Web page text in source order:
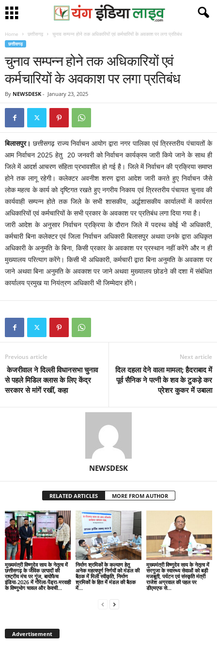
Home छत्तीसगढ़ चुनाव सम्पन्न होने तक अधिकारियों एवं कर्मचारियों के अवकाश पर लगा प्रतिबंध
छत्तीसगढ़
चुनाव सम्पन्न होने तक अधिकारियों एवं
कर्मचारियों के अवकाश पर लगा प्रतिबंध
By NEWSDESK - January 23, 2025
बिलासपुर। छत्तीसगढ़ राज्य निर्वाचन आयोग द्वारा नगर पालिका एवं त्रिस्तरीय पंचायतों के
आम निर्वाचन 2025 हेतु 20 जनवरी को निर्वाचन कार्यक्रम जारी किये जाने के साथ ही
जिले में आदर्श आचरण संहिता प्रभावशील हो गई है। जिले में निर्वाचन की प्रक्रिया समाप्त
होने तक लागू रहेगी। कलेक्टर अवनीश शरण द्वारा आदेश जारी करते हुए निर्वाचन जैसे
लोक महत्व के कार्य को दृष्टिगत रखते हुए नगरीय निकाय एवं त्रिस्तरीय पंचायत चुनाव की
कार्यवाही सम्पन्न होते तक जिले के सभी शासकीय, अर्द्धशासकीय कार्यालयों में कार्यरत
अधिकारियों एवं कर्मचारियों के सभी प्रकार के अवकाश पर प्रतिबंध लगा दिया गया है।
जारी आदेश के अनुसार निर्वाचन प्रक्रिया के दौरान जिले में पदस्थ कोई भी अधिकारी,
कर्मचारी बिना कलेक्टर एवं जिला निर्वाचन अधिकारी बिलासपुर अथवा उनके द्वारा अधिकृत
अधिकारी के अनुमति के बिना, किसी प्रकार के अवकाश पर प्रस्थान नहीं करेंगे और न ही
मुख्यालय परित्याग करेंगे। किसी भी अधिकारी, कर्मचारी द्वारा बिना अनुमति के अवकाश पर
जाने अथवा बिना अनुमति के अवकाश पर जाने अथवा मुख्यालय छोडऩे की दशा में संबंधित
कार्यालय प्रमुख या नियंत्रण अधिकारी भी जिम्मेदार होंगे।
Previous article
केजरीवाल ने दिल्ली विधानसभा चुनाव
से पहले मिडिल क्लास के लिए केंद्र
सरकार से मांगें रखीं, कहा
Next article
दिल दहला देने वाला मामला; हैदराबाद में
पूर्व सैनिक ने पत्नी के शव के टुकड़े कर
प्रेशर कुकर में उबाला
NEWSDESK
RELATED ARTICLES MORE FROM AUTHOR
मुख्यमंत्री विष्णुदेव साय के नेतृत्व में
छत्तीसगढ़ के जैविक उत्पादों की
राष्ट्रीय मंच पर गूंज, बायोफैच
इंडिया-2026 में गौरेला-पेंड्रा-मरवाही
के विष्णुभोग चावल और केवची...
निर्माण श्रमिकों के कल्याण हेतु
अनेक महत्वपूर्ण निर्णयों को मंडल की
बैठक में मिली स्वीकृति, निर्माण
श्रमिकों के हित में मंडल की बैठक
में...
मुख्यमंत्री विष्णुदेव साय के नेतृत्व में
सरगुजा के स्वास्थ्य सेवाओं को बड़ी
मजबूती, पर्यटन एवं संस्कृति मंत्री
राजेश अग्रवाल की पहल पर
डीएमएफ से...
Advertisement